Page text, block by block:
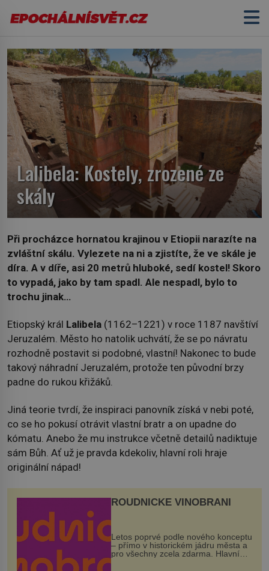
Lalibela: Kostely, zrozené ze
skály
Při procházce hornatou krajinou v Etiopii narazíte na
zvláštní skálu. Vylezete na ni a zjistíte, že ve skále je
díra. A v díře, asi 20 metrů hluboké, sedí kostel! Skoro
to vypadá, jako by tam spadl. Ale nespadl, bylo to
trochu jinak…
Etiopský král Lalibela (1162–1221) v roce 1187 navštíví
Jeruzalém. Město ho natolik uchvátí, že se po návratu
rozhodně postavit si podobné, vlastní! Nakonec to bude
takový náhradní Jeruzalém, protože ten původní brzy
padne do rukou křižáků.
Jiná teorie tvrdí, že inspiraci panovník získá v nebi poté,
co se ho pokusí otrávit vlastní bratr a on upadne do
kómatu. Anebo že mu instrukce včetně detailů nadiktuje
sám Bůh. Ať už je pravda kdekoliv, hlavní roli hraje
originální nápad!
ROUDNICKÉ VINOBRANÍ
Letos poprvé podle nového konceptu
– přímo v historickém jádru města a
pro všechny zcela zdarma. Hlavní
program se odehraje na Karlově a